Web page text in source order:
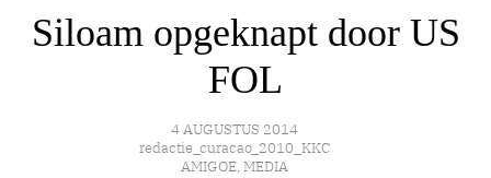
Siloam opgeknapt door US
FOL
4 AUGUSTUS 2014
redactie_curacao_2010_KKC
AMIGOE, MEDIA